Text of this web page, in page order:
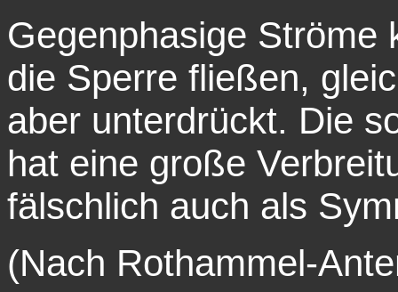
Gegenphasige Ströme
die Sperre fließen,
aber unterdrückt. Die
hat eine große
fälschlich auch als
(Nach Rothammel-